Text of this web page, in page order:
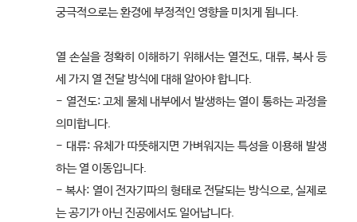
궁극적으로는 환경에 부정적인 영향을 미치게 됩니다.
열 손실을 정확히 이해하기 위해서는 열전도, 대류, 복사 등
세 가지 열 전달 방식에 대해 알아야 합니다.
- 열전도: 고체 물체 내부에서 발생하는 열이 통하는 과정을
의미합니다.
- 대류: 유체가 따뜻해지면 가벼워지는 특성을 이용해 발생
하는 열 이동입니다.
- 복사: 열이 전자기파의 형태로 전달되는 방식으로, 실제로
는 공기가 아닌 진공에서도 일어납니다.